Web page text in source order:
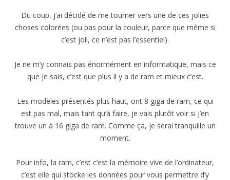
Du coup, j’ai décidé de me tourner vers une de ces jolies
choses colorées (ou pas pour la couleur, parce que même si
c’est joli, ce n’est pas l’essentiel).
Je ne m’y connais pas énormément en informatique, mais ce
que je sais, c’est que plus il y a de ram et mieux c’est.
Les modèles présentés plus haut, ont 8 giga de ram, ce qui
est pas mal, mais tant qu’à faire, je vais plutôt voir si j’en
trouve un à 16 giga de ram. Comme ça, je serai tranquille un
moment.
Pour info, la ram, c’est c’est la mémoire vive de l’ordinateur,
c’est elle qui stocke les données pour vous permettre d’y